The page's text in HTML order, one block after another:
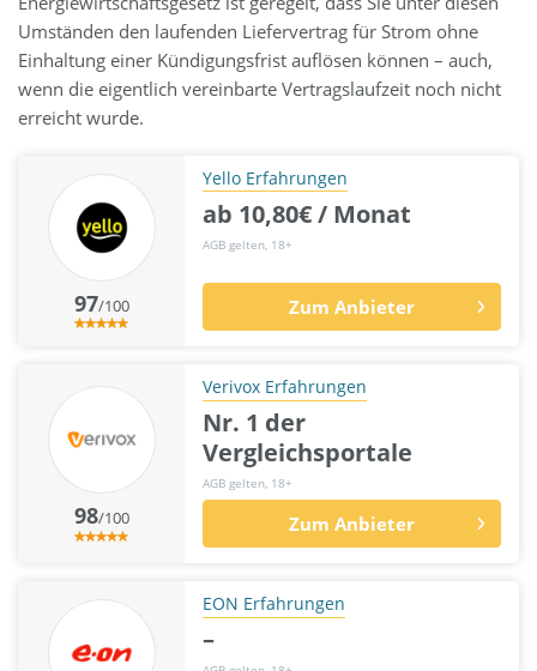
Umständen den laufenden Liefervertrag für Strom ohne
Einhaltung einer Kündigungsfrist auflösen können – auch,
wenn die eigentlich vereinbarte Vertragslaufzeit noch nicht
erreicht wurde.
97/100
Yello Erfahrungen
ab 10,80€ / Monat
AGB gelten, 18+
Zum Anbieter
98/100
Verivox Erfahrungen
Nr. 1 der
Vergleichsportale
AGB gelten, 18+
Zum Anbieter
EON Erfahrungen
–